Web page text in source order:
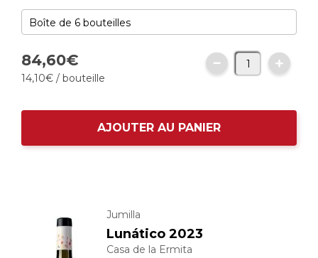
84,60€
14,10€ / bouteille
AJOUTER AU PANIER
Jumilla
Lunático 2023
Casa de la Ermita